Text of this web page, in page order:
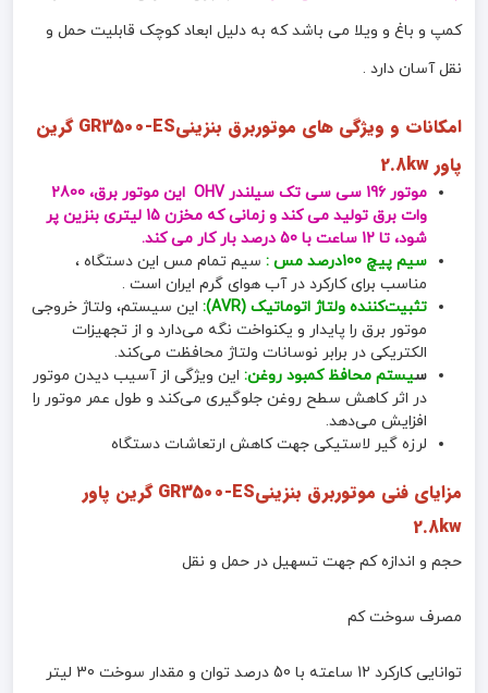
کمپ و باغ و ویلا می باشد که به دلیل ابعاد کوچک قابلیت حمل و
نقل آسان دارد .
امکانات و ویژگی های موتوربرق بنزینیGR3500-ES گرین
پاور 2.8kw
موتور 196 سی سی تک سیلندر OHV این موتور برق، 2800
وات برق تولید می کند و زمانی که مخزن 15 لیتری بنزین پر
شود، تا 12 ساعت با 50 درصد بار کار می کند.
سیم پیچ 100درصد مس :
سیم تمام مس این دستگاه ،
مناسب برای کارکرد در آب هوای گرم ایران است .
تثبیت‌کننده ولتاژ اتوماتیک (AVR):
این سیستم، ولتاژ خروجی
موتور برق را پایدار و یکنواخت نگه می‌دارد و از تجهیزات
الکتریکی در برابر نوسانات ولتاژ محافظت می‌کند.
سیستم محافظ کمبود روغن: این ویژگی از آسیب دیدن موتور
در اثر کاهش سطح روغن جلوگیری می‌کند و طول عمر موتور را
افزایش می‌دهد.
لرزه گیر لاستیکی جهت کاهش ارتعاشات دستگاه
مزایای فنی موتوربرق بنزینیGR3500-ES گرین پاور
2.8kw
حجم و اندازه کم جهت تسهیل در حمل و نقل
مصرف سوخت کم
توانایی کارکرد 12 ساعته با 50 درصد توان و مقدار سوخت 30 لیتر